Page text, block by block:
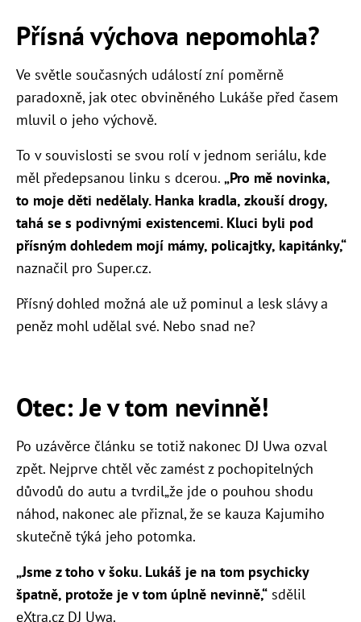
Přísná výchova nepomohla?
Ve světle současných událostí zní poměrně
paradoxně, jak otec obviněného Lukáše před časem
mluvil o jeho výchově.
To v souvislosti se svou rolí v jednom seriálu, kde
měl předepsanou linku s dcerou. „Pro mě novinka,
to moje děti nedělaly. Hanka kradla, zkouší drogy,
tahá se s podivnými existencemi. Kluci byli pod
přísným dohledem mojí mámy, policajtky, kapitánky,“
naznačil pro Super.cz.
Přísný dohled možná ale už pominul a lesk slávy a
peněz mohl udělal své. Nebo snad ne?
Otec: Je v tom nevinně!
Po uzávěrce článku se totiž nakonec DJ Uwa ozval
zpět. Nejprve chtěl věc zamést z pochopitelných
důvodů do autu a tvrdil„že jde o pouhou shodu
náhod, nakonec ale přiznal, že se kauza Kajumiho
skutečně týká jeho potomka.
„Jsme z toho v šoku. Lukáš je na tom psychicky
špatně, protože je v tom úplně nevinně,“ sdělil
eXtra.cz DJ Uwa.